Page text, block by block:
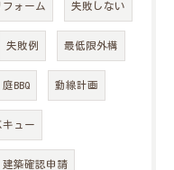
フォーム 失敗しない
失敗例 最低限外構
庭BBQ 動線計画
キュー
建築確認申請
ちら
ちら